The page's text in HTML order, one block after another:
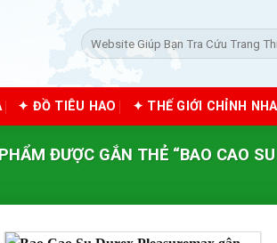
Tìm
kiếm:
✦ ĐỒ TIÊU HAO ✦ THẾ GIỚI CHỈNH NHA
ĐƯỢC GẮN THẺ “BAO CAO